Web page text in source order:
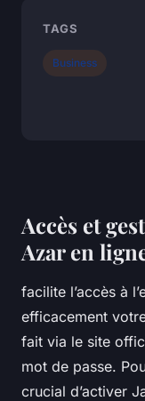
Accès et
Azar en
facilite l’accès à
efficacement
fait via le site
mot de passe.
crucial d’activer
TAGS
Business